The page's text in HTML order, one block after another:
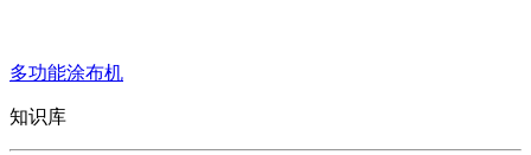
多功能涂布机
知识库